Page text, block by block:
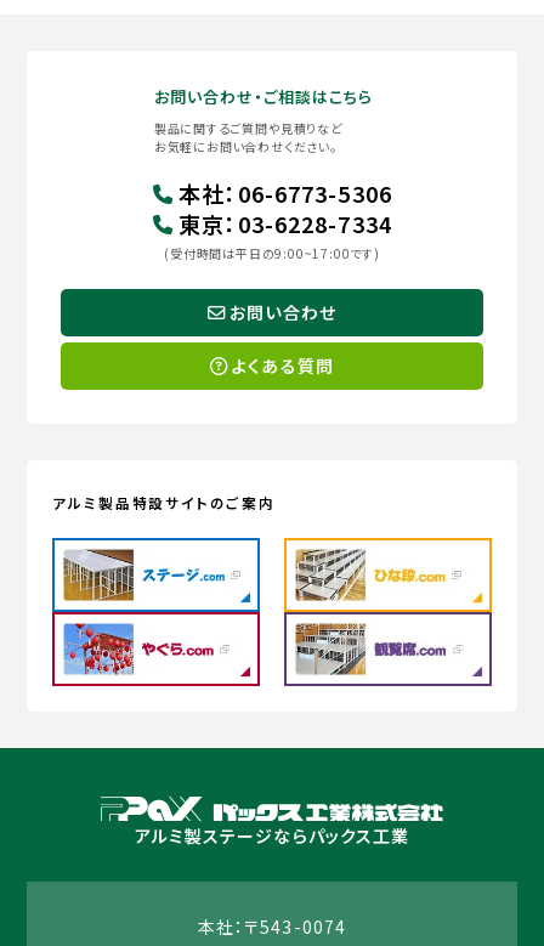
お問い合わせ・ご相談はこちら
製品に関するご質問や見積りなど
お気軽にお問い合わせください。
本社： 06-6773-5306
東京： 03-6228-7334
(受付時間は平日の9:00~17:00です)
お問い合わせ
よくある質問
アルミ製品特設サイトのご案内
アルミ製ステージならパックス工業
本社：〒543-0074